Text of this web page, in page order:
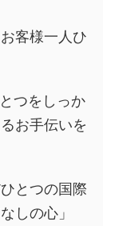
客様一人ひ
つをしっか
お手伝いを
とつの国際
しの心」